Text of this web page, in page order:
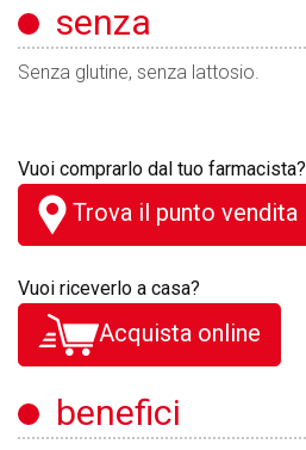
senza
Senza glutine, senza lattosio.
Vuoi comprarlo dal tuo farmacista?
Trova il punto vendita
Vuoi riceverlo a casa?
Acquista online
benefici